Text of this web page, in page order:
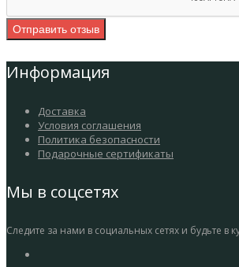
Отправить отзыв
Информация
Доставка
Условия соглашения
Политика безопасности
Подарочные сертификаты
Мы в соцсетях
Следите за нами в социальных сетях и будьте в